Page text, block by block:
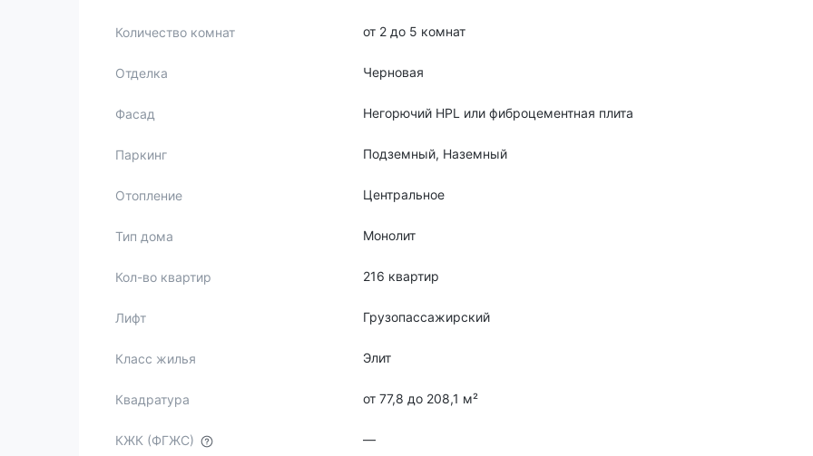
Количество комнат от 2 до 5 комнат
Отделка Черновая
Фасад Негорючий HPL или фиброцементная плита
Паркинг Подземный, Наземный
Отопление Центральное
Тип дома Монолит
Кол-во квартир 216 квартир
Лифт Грузопассажирский
Класс жилья Элит
Квадратура от 77,8 до 208,1 м²
КЖК (ФГЖС) —